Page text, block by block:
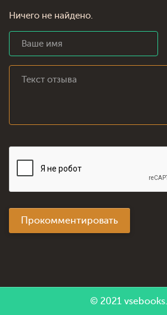
Ничего не найдено.
Прокомментировать
© 2021